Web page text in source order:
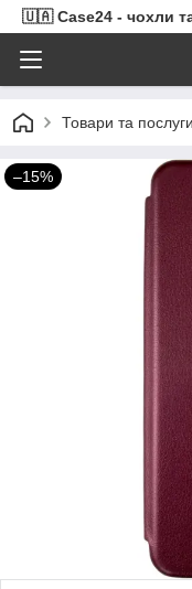
🇺🇦 Case24 - чохли
Товари та послуги
–15%